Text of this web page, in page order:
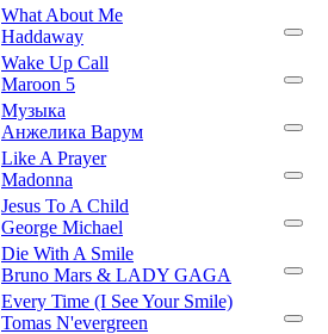
What About Me
Haddaway
Wake Up Call
Maroon 5
Музыка
Анжелика Варум
Like A Prayer
Madonna
Jesus To A Child
George Michael
Die With A Smile
Bruno Mars & LADY GAGA
Every Time (I See Your Smile)
Tomas N'evergreen